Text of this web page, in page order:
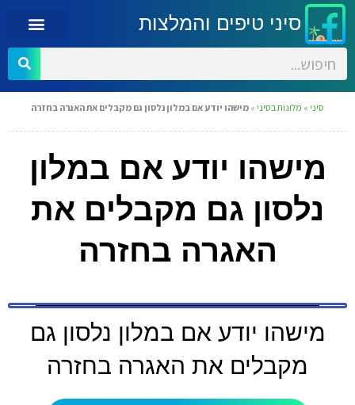
סיני טיפים והמלצות
סיני » מלונות בסיני » מישהו יודע אם במלון נלסון גם מקבלים את האגרה בחזרה
מישהו יודע אם במלון
נלסון גם מקבלים את
האגרה בחזרה
מישהו יודע אם במלון נלסון גם
מקבלים את האגרה בחזרה